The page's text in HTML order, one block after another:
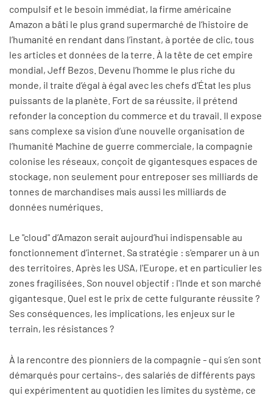
compulsif et le besoin immédiat, la firme américaine
Amazon a bâti le plus grand supermarché de l’histoire de
l’humanité en rendant dans l’instant, à portée de clic, tous
les articles et données de la terre. À la tête de cet empire
mondial, Jeff Bezos. Devenu l’homme le plus riche du
monde, il traite d’égal à égal avec les chefs d’État les plus
puissants de la planète. Fort de sa réussite, il prétend
refonder la conception du commerce et du travail. Il expose
sans complexe sa vision d’une nouvelle organisation de
l’humanité Machine de guerre commerciale, la compagnie
colonise les réseaux, conçoit de gigantesques espaces de
stockage, non seulement pour entreposer ses milliards de
tonnes de marchandises mais aussi les milliards de
données numériques.
Le "cloud" d’Amazon serait aujourd’hui indispensable au
fonctionnement d’internet. Sa stratégie : s'emparer un à un
des territoires. Après les USA, l'Europe, et en particulier les
zones fragilisées. Son nouvel objectif : l'Inde et son marché
gigantesque. Quel est le prix de cette fulgurante réussite ?
Ses conséquences, les implications, les enjeux sur le
terrain, les résistances ?
À la rencontre des pionniers de la compagnie - qui s’en sont
démarqués pour certains-, des salariés de différents pays
qui expérimentent au quotidien les limites du système, ce